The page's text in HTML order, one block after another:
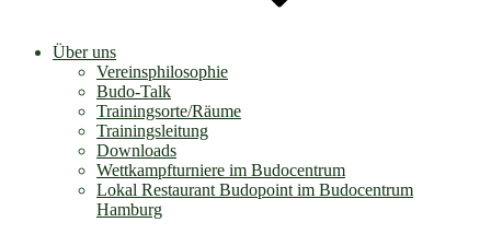
Über uns
Vereinsphilosophie
Budo-Talk
Trainingsorte/Räume
Trainingsleitung
Downloads
Wettkampfturniere im Budocentrum
Lokal Restaurant Budopoint im Budocentrum
Hamburg